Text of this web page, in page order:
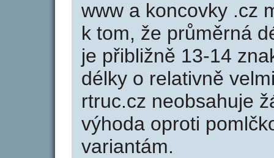
www a koncovky .cz
k tom, že průměrná
je přibližně 13-14
délky o relativně
rtruc.cz neobsahuje
výhoda oproti
variantám.